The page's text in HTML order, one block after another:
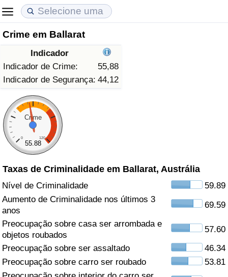
Crime em Ballarat
Indicador
Indicador de Crime:
55,88
Indicador de Segurança: 44,12
Crime
0 120
55.88
Taxas de Criminalidade em Ballarat, Austrália
Nível de Criminalidade
59.89
Aumento de Criminalidade nos últimos 3
anos
69.59
Preocupação sobre casa ser arrombada e
objetos roubados
57.60
Preocupação sobre ser assaltado
46.34
Preocupação sobre carro ser roubado
53.81
Custo de Vida
Indicador de Custo de Vida (Atual)
Indicador de Custo de Vida
Indicador de Custo de Vida Por País
em Aqaba
Preços de Imóveis
Indicador de Preços de Imóveis (Atual)
Indicador de Preços de Imóveis
Indicador de Preços de Imóveis por País
Qualidade de Vida
Indicador de Qualidade de Vida
Indicador de Qualidade de Vida (Atual)
Índice de qualidade de vida por país
Crime
Taxa do Indicador de Crime (Atual)
Indicador de Crime
Índice de criminalidade por país
Saúde
Indicador de Saúde (Atual)